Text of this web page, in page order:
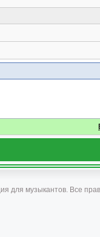
для музыкантов. Все